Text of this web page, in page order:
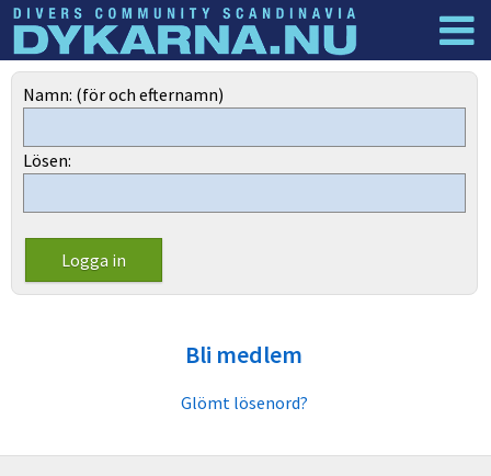
Dyknyheter
Namn: (för och efternamn)
Lösen:
Bli medlem
Glömt lösenord?